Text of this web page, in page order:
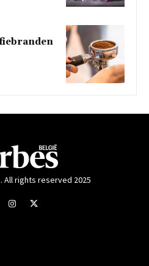
All rights reserved 2025